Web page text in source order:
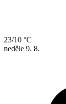
23/10 °C
neděle 9. 8.